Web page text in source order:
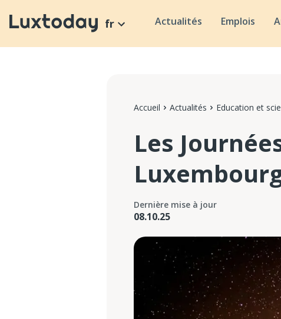
fr Actualités Emplois
Accueil Actualités Education et
Les
Dernière mise à jour
08.10.25